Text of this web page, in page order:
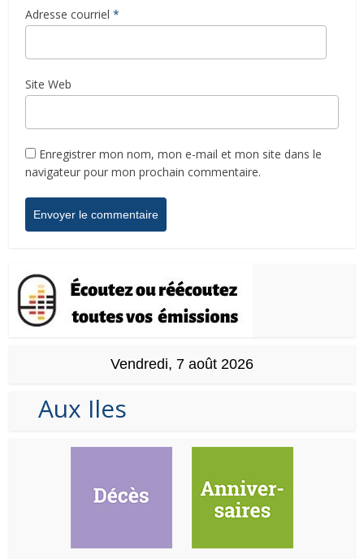
Adresse courriel *
Site Web
Enregistrer mon nom, mon e-mail et mon site dans le
navigateur pour mon prochain commentaire.
Vendredi, 7 août 2026
Aux Iles